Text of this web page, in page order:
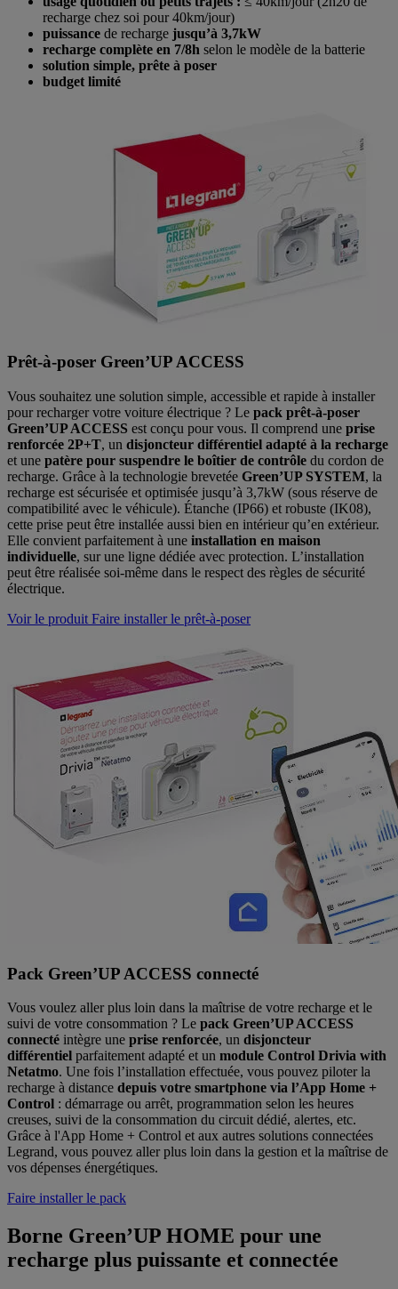
recharge chez soi pour 40km/jour)
puissance de recharge jusqu’à 3,7kW
recharge complète en 7/8h selon le modèle de la batterie
solution simple, prête à poser
budget limité
Prêt-à-poser Green’UP ACCESS
Vous souhaitez une solution simple, accessible et rapide à installer
pour recharger votre voiture électrique ? Le pack prêt-à-poser
Green’UP ACCESS est conçu pour vous. Il comprend une prise
renforcée 2P+T, un disjoncteur différentiel adapté à la recharge
et une patère pour suspendre le boîtier de contrôle du cordon de
recharge. Grâce à la technologie brevetée Green’UP SYSTEM, la
recharge est sécurisée et optimisée jusqu’à 3,7kW (sous réserve de
compatibilité avec le véhicule). Étanche (IP66) et robuste (IK08),
cette prise peut être installée aussi bien en intérieur qu’en extérieur.
Elle convient parfaitement à une installation en maison
individuelle, sur une ligne dédiée avec protection. L’installation
peut être réalisée soi-même dans le respect des règles de sécurité
électrique.
Voir le produit Faire installer le prêt-à-poser
Pack Green’UP ACCESS connecté
Vous voulez aller plus loin dans la maîtrise de votre recharge et le
suivi de votre consommation ? Le pack Green’UP ACCESS
connecté intègre une prise renforcée, un disjoncteur
différentiel parfaitement adapté et un module Control Drivia with
Netatmo. Une fois l’installation effectuée, vous pouvez piloter la
recharge à distance depuis votre smartphone via l’App Home +
Control : démarrage ou arrêt, programmation selon les heures
creuses, suivi de la consommation du circuit dédié, alertes, etc.
Grâce à l'App Home + Control et aux autres solutions connectées
Legrand, vous pouvez aller plus loin dans la gestion et la maîtrise de
vos dépenses énergétiques.
Faire installer le pack
Borne Green’UP HOME pour une
recharge plus puissante et connectée